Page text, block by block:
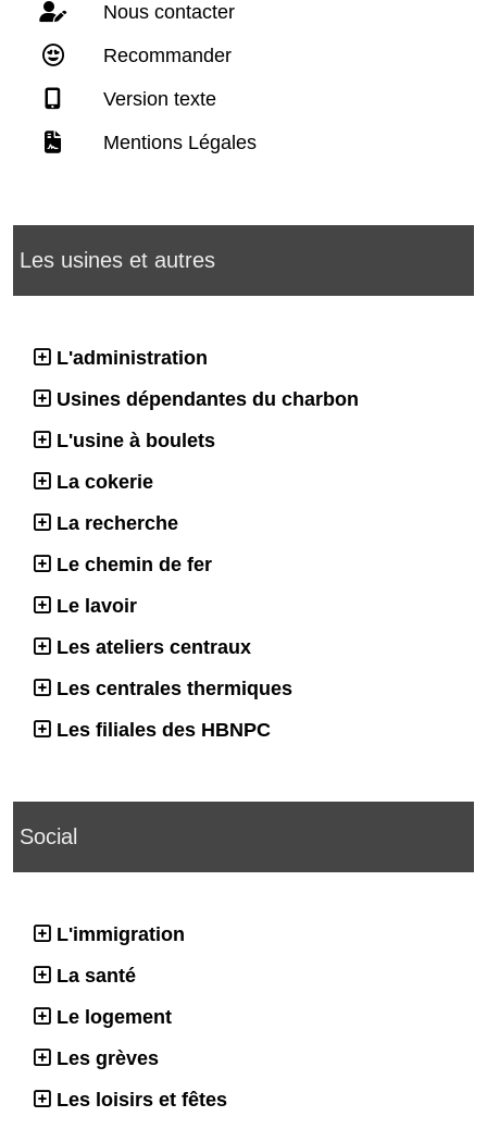
Nous contacter
Recommander
Version texte
Mentions Légales
Les usines et autres
L'administration
Usines dépendantes du charbon
L'usine à boulets
La cokerie
La recherche
Le chemin de fer
Le lavoir
Les ateliers centraux
Les centrales thermiques
Les filiales des HBNPC
Social
L'immigration
La santé
Le logement
Les grèves
Les loisirs et fêtes